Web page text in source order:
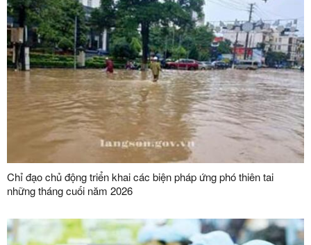
Chỉ đạo chủ động triển khai các biện pháp ứng phó thiên tai
những tháng cuối năm 2026